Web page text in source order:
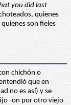
you did last
quienes
son fieles
chichón o
que en
no es así) y se
-on por otro viejo